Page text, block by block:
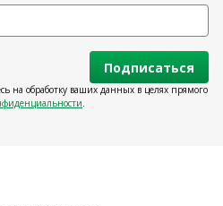
Подписаться
на обработку ваших данных в целях прямого
.